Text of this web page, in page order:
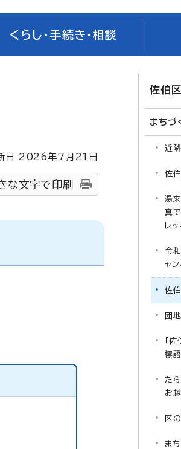
くらし・手続き・相談
日 2026年7月 21 日
な文字で印刷
佐伯
まちづ
近
佐
湯
真
レ
令
ャ
佐
団
「
標
た
お
区
ま